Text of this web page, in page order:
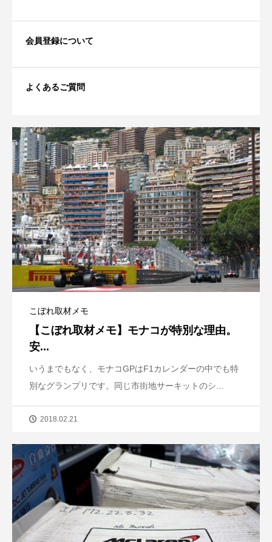
会員登録について
よくあるご質問
こぼれ取材メモ
【こぼれ取材メモ】モナコが特別な理由。
安...
いうまでもなく、モナコGPはF1カレンダーの中でも特
別なグランプリです。同じ市街地サーキットのシ...
2018.02.21